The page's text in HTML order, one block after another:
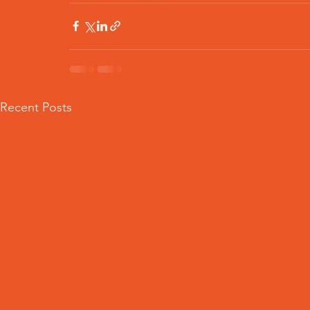
Recent Posts